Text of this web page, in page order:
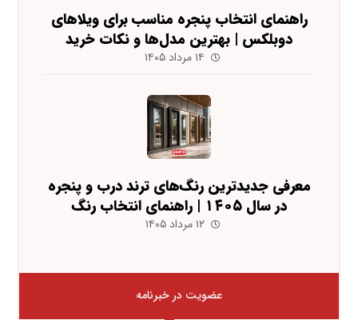
راهنمای انتخاب پنجره مناسب برای ویلاهای
دوبلکس | بهترین مدل‌ها و نکات خرید
۱۴ مرداد ۱۴۰۵
معرفی جدیدترین رنگ‌های ترند درب و پنجره
در سال ۱۴۰۵ | راهنمای انتخاب رنگ
۱۲ مرداد ۱۴۰۵
عضویت در خبرنامه